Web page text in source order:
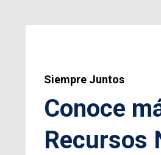
Ciudad
Siempre Juntos
Conoce
Recursos